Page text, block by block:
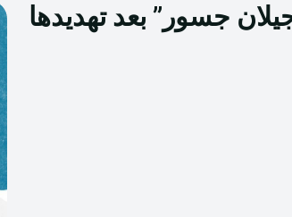
جسور” بعد تهديدها